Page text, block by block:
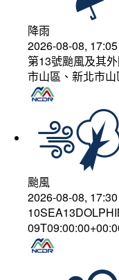
降雨
2026-08-08,
第13號颱風及其
市山區、新北市
颱風
2026-08-08,